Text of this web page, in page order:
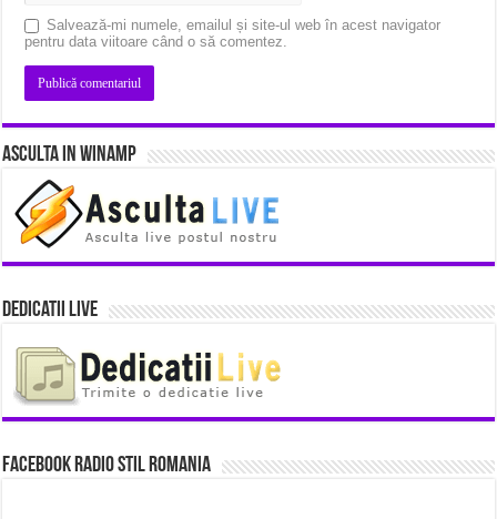
Salvează-mi numele, emailul și site-ul web în acest navigator
pentru data viitoare când o să comentez.
Asculta in Winamp
Dedicatii Live
Facebook Radio Stil Romania